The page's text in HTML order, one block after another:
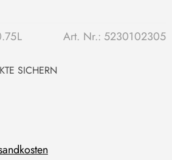
Art. Nr.: 5230102305
SICHERN